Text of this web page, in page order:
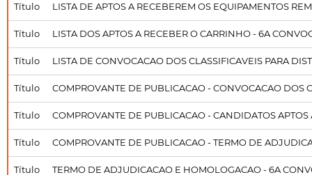
Título LISTA DE APTOS A RECEBEREM OS EQUIPAMENTOS
Título LISTA DOS APTOS A RECEBER O CARRINHO - 6A
Título LISTA DE CONVOCACAO DOS CLASSIFICAVEIS PARA
Título COMPROVANTE DE PUBLICACAO - CONVOCACAO DOS
Título COMPROVANTE DE PUBLICACAO - CANDIDATOS
Título COMPROVANTE DE PUBLICACAO - TERMO DE
Título TERMO DE ADJUDICACAO E HOMOLOGACAO - 6A